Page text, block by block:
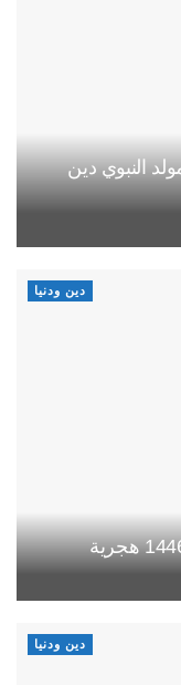
النبوي دين
دين ودنيا
دين ودنيا